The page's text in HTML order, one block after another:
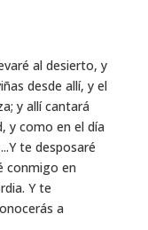
al desierto, y
desde allí, y el
y allí cantará
y como en el día
te desposaré
conmigo en
Y te
a